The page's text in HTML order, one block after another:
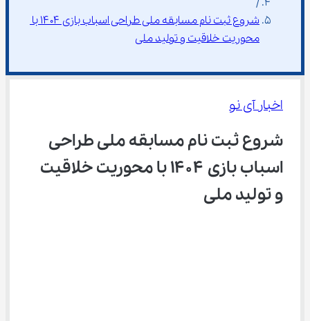
شروع ثبت ‌نام مسابقه ملی طراحی اسباب‌ بازی ۱۴۰۴ با
محوریت خلاقیت و تولید ملی
اخبار آی نو
شروع ثبت ‌نام مسابقه ملی طراحی
اسباب‌ بازی ۱۴۰۴ با محوریت خلاقیت
و تولید ملی